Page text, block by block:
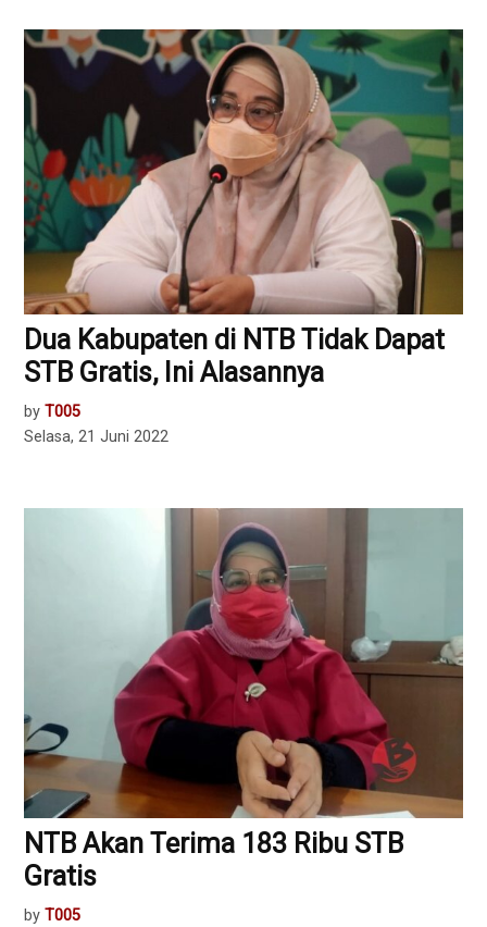
Dua Kabupaten di NTB Tidak Dapat
STB Gratis, Ini Alasannya
by T005
Selasa, 21 Juni 2022
NTB Akan Terima 183 Ribu STB
Gratis
by T005